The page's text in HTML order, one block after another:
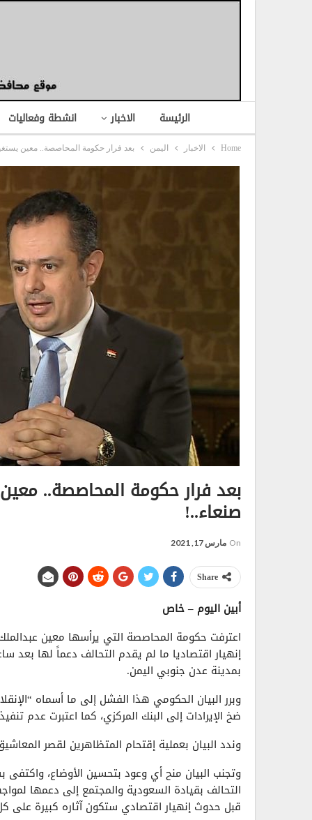
الرئيسة الاخبار انشطة وفعاليات
Home الاخبار اليمن بعد فرار حكومة المحاصصة.. معين
بعد فرار حكومة المحاصصة..
صنعاء..!
On مارس 17, 2021
Share
أبين اليوم – خاص
اعترفت حكومة المحاصصة التي يرأسها معين
إنهيار اقتصاديا ما لم يقدم التحالف دعماً لها
بمدينة عدن جنوبي اليمن.
وبرر البيان الحكومي هذا الفشل إلى ما أسماه
ضخ الإيرادات إلى البنك المركزي، كما اعتبرت عدم
وندد البيان بعملية إقتحام المتظاهرين لقصر
وتجنب البيان منح أي وعود بتحسين الأوضاع، واكتفى
التحالف بقيادة السعودية والمجتمع إلى دعمها
قبل حدوث إنهيار اقتصادي ستكون آثاره كبيرة على